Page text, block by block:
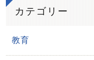
カテゴリー
教育